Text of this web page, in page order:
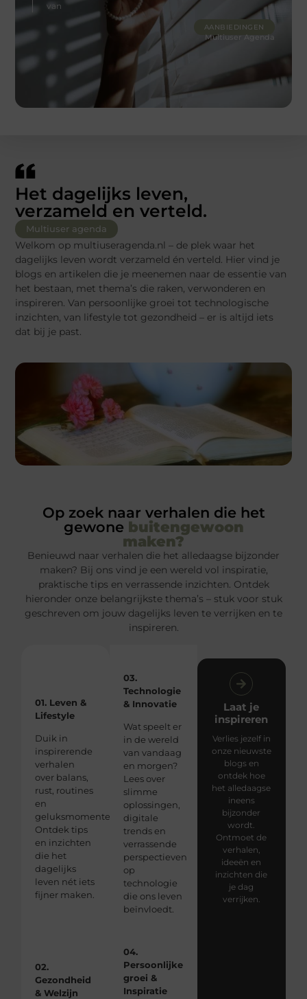
van
AANBIEDINGEN
Multiuser Agenda
Het dagelijks leven,
verzameld en verteld.
Multiuser agenda
Welkom op multiuseragenda.nl – de plek waar het
dagelijks leven wordt verzameld én verteld. Hier vind je
blogs en artikelen die je meenemen naar de essentie van
het bestaan, met thema’s die raken, verwonderen en
inspireren. Van persoonlijke groei tot technologische
inzichten, van lifestyle tot gezondheid – er is altijd iets
dat bij je past.
Op zoek naar verhalen die het
gewone buitengewoon
maken?
Benieuwd naar verhalen die het alledaagse bijzonder
maken? Bij ons vind je een wereld vol inspiratie,
praktische tips en verrassende inzichten. Ontdek
hieronder onze belangrijkste thema’s – stuk voor stuk
geschreven om jouw dagelijks leven te verrijken en te
inspireren.
01. Leven &
Lifestyle
Duik in
inspirerende
verhalen
over balans,
rust, routines
en
geluksmomenten.
Ontdek tips
en inzichten
die het
dagelijks
leven nét iets
fijner maken.
02.
Gezondheid
& Welzijn
Laat je
inspireren
Verlies jezelf in
onze nieuwste
blogs en
ontdek hoe
het alledaagse
ineens
bijzonder
wordt.
Ontmoet de
verhalen,
ideeën en
inzichten die
je dag
verrijken.
03.
Technologie
& Innovatie
Wat speelt er
in de wereld
van vandaag
en morgen?
Lees over
slimme
oplossingen,
digitale
trends en
verrassende
perspectieven
op
technologie
die ons leven
beïnvloedt.
04.
Persoonlijke
groei &
Inspiratie